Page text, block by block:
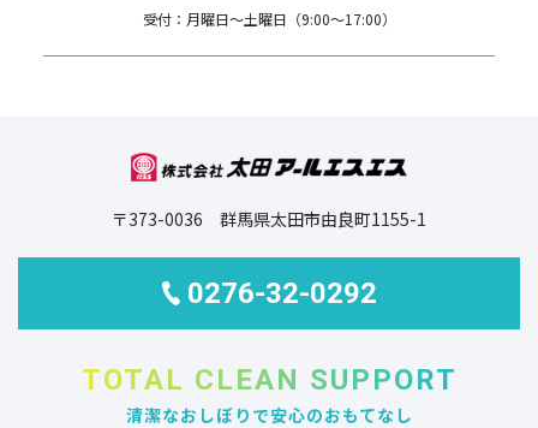
受付：月曜日～土曜日（9:00～17:00）
〒373-0036 群馬県太田市由良町1155-1
0276-32-0292
TOTAL CLEAN SUPPORT
清潔なおしぼりで安心のおもてなし